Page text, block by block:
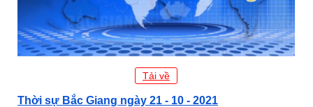
Tải về
Thời sự Bắc Giang ngày 21 - 10 - 2021